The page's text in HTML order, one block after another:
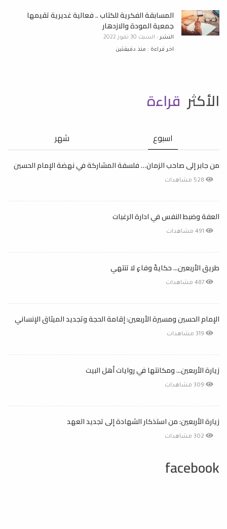
المسابقة الفكرية للكتاب .. فعالية غديرية تقيمها
جمعية المودة والازدهار
النشر : السبت 30 تموز 2022
اخر قراءة : منذ دقيقتين
الأكثر قراءة
اسبوع شهر
من جابر إلى صاحب الزمان… فلسفة المشاركة في نهضة الإمام الحسين
العفة وضبط النفس في ادارة الرغبات
طريق الأربعين... حكايةُ وفاءٍ لا تنتهي
الإمام الحسين ومسيرة الأربعين: إقامة الحجة وتجديد الميثاق الإنساني
زيارة الأربعين... ومكانتها في روايات أهل البيت
زيارة الأربعين: من استذكار الشهادة إلى تجديد العهد
facebook